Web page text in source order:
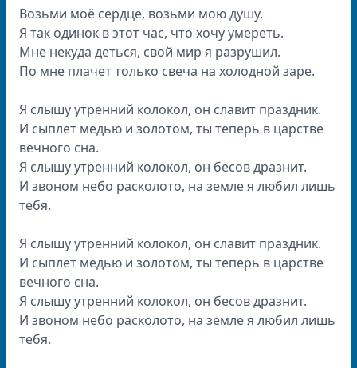
Возьми моё сердце, возьми мою душу.
Я так одинок в этот час, что хочу умереть.
Мне некуда деться, свой мир я разрушил.
По мне плачет только свеча на холодной заре.
Я слышу утренний колокол, он славит праздник.
И сыплет медью и золотом, ты теперь в царстве
вечного сна.
Я слышу утренний колокол, он бесов дразнит.
И звоном небо расколото, на земле я любил лишь
тебя.
Я слышу утренний колокол, он славит праздник.
И сыплет медью и золотом, ты теперь в царстве
вечного сна.
Я слышу утренний колокол, он бесов дразнит.
И звоном небо расколото, на земле я любил лишь
тебя.